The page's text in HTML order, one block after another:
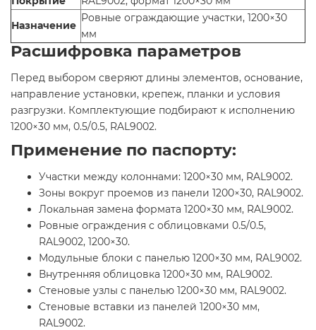
Назначение
Ровные ограждающие участки, 1200×30
мм
Расшифровка параметров
Перед выбором сверяют длины элементов, основание,
направление установки, крепеж, планки и условия
разгрузки. Комплектующие подбирают к исполнению
1200×30 мм, 0.5/0.5, RAL9002.
Применение по паспорту:
Участки между колоннами: 1200×30 мм, RAL9002.
Зоны вокруг проемов из панели 1200×30, RAL9002.
Локальная замена формата 1200×30 мм, RAL9002.
Ровные ограждения с облицовками 0.5/0.5,
RAL9002, 1200×30.
Модульные блоки с панелью 1200×30 мм, RAL9002.
Внутренняя облицовка 1200×30 мм, RAL9002.
Стеновые узлы с панелью 1200×30 мм, RAL9002.
Стеновые вставки из панелей 1200×30 мм,
RAL9002.